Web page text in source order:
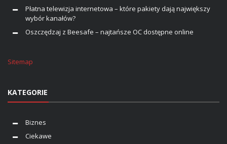
Płatna telewizja internetowa – które pakiety dają największy
wybór kanałów?
Oszczędzaj z Beesafe – najtańsze OC dostępne online
Sitemap
KATEGORIE
Biznes
Ciekawe